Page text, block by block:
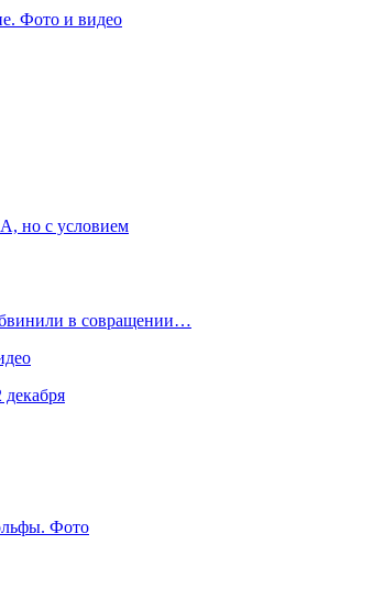
Фото и видео
но с условием
в совращении…
Фото